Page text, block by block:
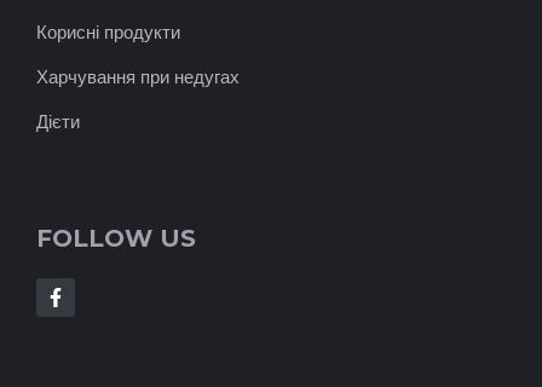
Корисні продукти
Харчування при недугах
Дієти
FOLLOW US